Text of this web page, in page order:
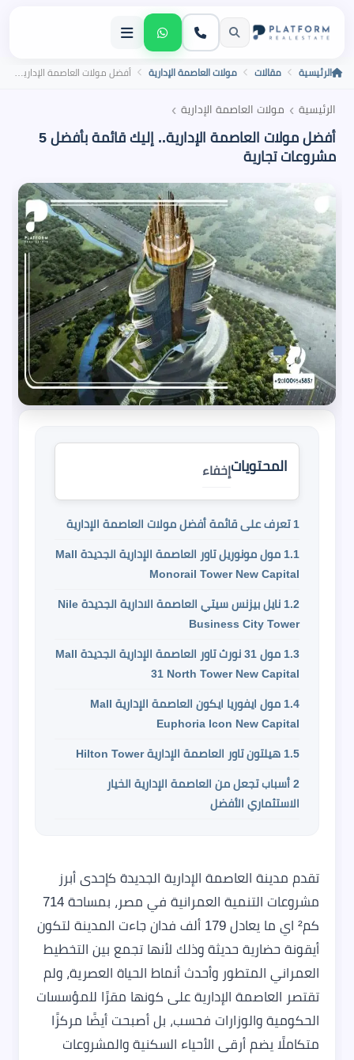
الرئيسية مقالات مولات العاصمة الإدارية أفضل مولات العاصمة الإدارية.. إليك قائمة بأفضل 5 مشروعات تجارية
الرئيسية › مولات العاصمة الإدارية ›
أفضل مولات العاصمة الإدارية.. إليك قائمة بأفضل 5
مشروعات تجارية
المحتوياتإخفاء
1 تعرف على قائمة أفضل مولات العاصمة الإدارية
1.1
مول مونوريل تاور العاصمة الإدارية الجديدة Mall
Monorail Tower New Capital
1.2
نايل بيزنس سيتي العاصمة الادارية الجديدة Nile
Business City Tower
1.3
مول 31 نورث تاور العاصمة الإدارية الجديدة Mall
31 North Tower New Capital
1.4
مول ايفوريا ايكون العاصمة الإدارية Mall
Euphoria Icon New Capital
1.5 هيلتون تاور العاصمة الإدارية Hilton Tower
2 أسباب تجعل من العاصمة الإدارية الخيار
الاستثماري الأفضل
تقدم مدينة العاصمة الإدارية الجديدة كإحدى أبرز
مشروعات التنمية العمرانية في مصر، بمساحة 714
كم² اي ما يعادل 179 ألف فدان جاءت المدينة لتكون
أيقونة حضارية حديثة وذلك لأنها تجمع بين التخطيط
العمراني المتطور وأحدث أنماط الحياة العصرية، ولم
تقتصر العاصمة الإدارية على كونها مقرًا للمؤسسات
الحكومية والوزارات فحسب، بل أصبحت أيضًا مركزًا
متكاملًا يضم أرقى الأحياء السكنية والمشروعات